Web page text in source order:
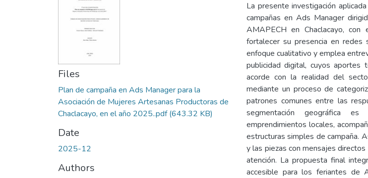
Files
Plan de campaña en Ads Manager para la
Asociación de Mujeres Artesanas Productoras de
Chaclacayo, en el año 2025..pdf(643.32 KB)
Date
2025-12
Authors
La presente investigación
campañas en Ads Manager
AMAPECH en Chaclacayo,
fortalecer su presencia en redes
enfoque cualitativo y emplea
publicidad digital, cuyos aportes
acorde con la realidad del
mediante un proceso de
patrones comunes entre las
segmentación geográfica
emprendimientos locales,
estructuras simples de campaña.
y las piezas con mensajes
atención. La propuesta final
accesible para los feriantes de